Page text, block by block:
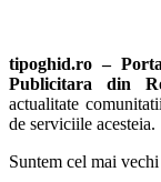
tipoghid.ro –
Publicitara din
actualitate
de serviciile acesteia.
Suntem cel mai